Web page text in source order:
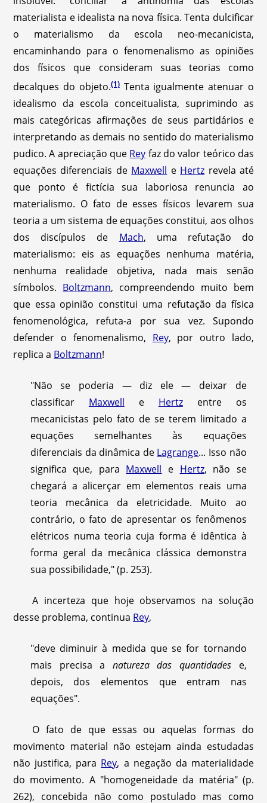
materialista e idealista na nova física. Tenta dulcificar
o materialismo da escola neo-mecanicista,
encaminhando para o fenomenalismo as opiniões
dos físicos que consideram suas teorias como
decalques do objeto.(1)Tenta igualmente atenuar o
idealismo da escola conceitualista, suprimindo as
mais categóricas afirmações de seus partidários e
interpretando as demais no sentido do materialismo
pudico. A apreciação que Rey faz do valor teórico das
equações diferenciais de Maxwell e Hertz revela até
que ponto é fictícia sua laboriosa renuncia ao
materialismo. O fato de esses físicos levarem sua
teoria a um sistema de equações constitui, aos olhos
dos discípulos de Mach, uma refutação do
materialismo: eis as equações nenhuma matéria,
nenhuma realidade objetiva, nada mais senão
símbolos. Boltzmann, compreendendo muito bem
que essa opinião constitui uma refutação da física
fenomenológica, refuta-a por sua vez. Supondo
defender o fenomenalismo, Rey, por outro lado,
replica a Boltzmann!
"Não se poderia — diz ele — deixar de
classificar Maxwell e Hertzentre os
mecanicistas pelo fato de se terem limitado a
equações semelhantes às equações
diferenciais da dinâmica de Lagrange... Isso não
significa que, para Maxwell e Hertz, não se
chegará a alicerçar em elementos reais uma
teoria mecânica da eletricidade. Muito ao
contrário, o fato de apresentar os fenômenos
elétricos numa teoria cuja forma é idêntica à
forma geral da mecânica clássica demonstra
sua possibilidade," (p. 253).
A incerteza que hoje observamos na solução
desse problema, continua Rey,
"deve diminuir à medida que se for tornando
mais precisa a natureza das quantidadese,
depois, dos elementos que entram nas
equações".
O fato de que essas ou aquelas formas do
movimento material não estejam ainda estudadas
não justifica, para Rey, a negação da materialidade
do movimento. A "homogeneidade da matéria" (p.
262), concebida não como postulado mas como